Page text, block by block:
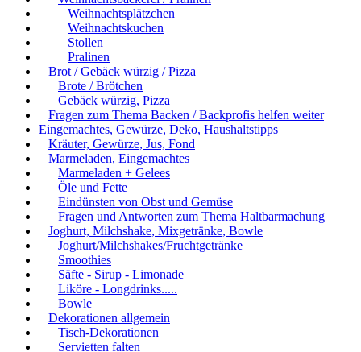
Weihnachtsplätzchen
Weihnachtskuchen
Stollen
Pralinen
Brot / Gebäck würzig / Pizza
Brote / Brötchen
Gebäck würzig, Pizza
Fragen zum Thema Backen / Backprofis helfen weiter
Eingemachtes, Gewürze, Deko, Haushaltstipps
Kräuter, Gewürze, Jus, Fond
Marmeladen, Eingemachtes
Marmeladen + Gelees
Öle und Fette
Eindünsten von Obst und Gemüse
Fragen und Antworten zum Thema Haltbarmachung
Joghurt, Milchshake, Mixgetränke, Bowle
Joghurt/Milchshakes/Fruchtgetränke
Smoothies
Säfte - Sirup - Limonade
Liköre - Longdrinks.....
Bowle
Dekorationen allgemein
Tisch-Dekorationen
Servietten falten